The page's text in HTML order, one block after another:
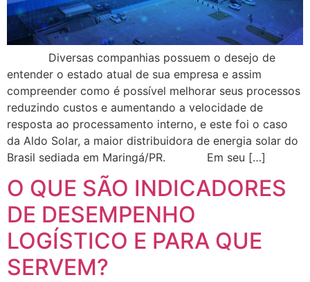
Diversas companhias possuem o desejo de
entender o estado atual de sua empresa e assim
compreender como é possível melhorar seus processos
reduzindo custos e aumentando a velocidade de
resposta ao processamento interno, e este foi o caso
da Aldo Solar, a maior distribuidora de energia solar do
Brasil sediada em Maringá/PR. Em seu […]
O QUE SÃO INDICADORES
DE DESEMPENHO
LOGÍSTICO E PARA QUE
SERVEM?